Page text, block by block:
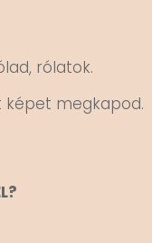
rólatok.
képet megkapod.